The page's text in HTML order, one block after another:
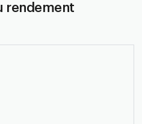
rendement